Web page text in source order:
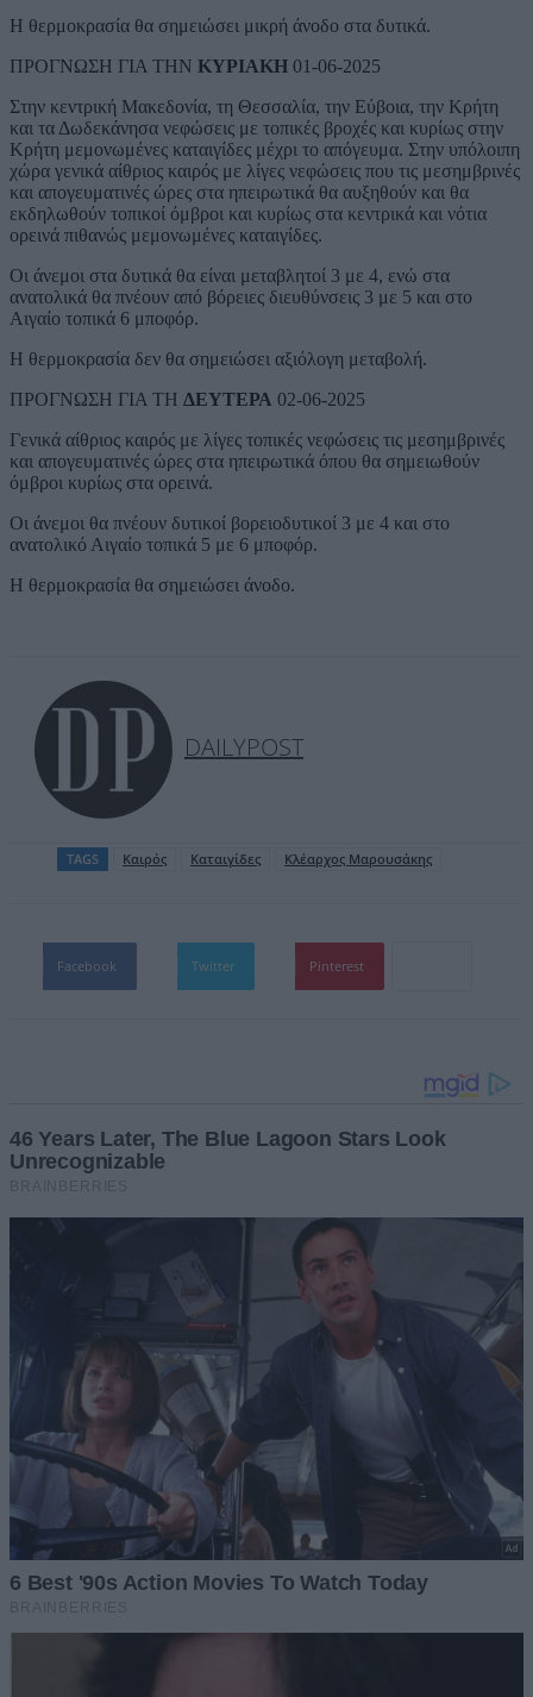
Η θερμοκρασία θα σημειώσει μικρή άνοδο στα δυτικά.
ΠΡΟΓΝΩΣΗ ΓΙΑ ΤΗΝ ΚΥΡΙΑΚΗ 01-06-2025
Στην κεντρική Μακεδονία, τη Θεσσαλία, την Εύβοια, την Κρήτη
και τα Δωδεκάνησα νεφώσεις με τοπικές βροχές και κυρίως στην
Κρήτη μεμονωμένες καταιγίδες μέχρι το απόγευμα. Στην υπόλοιπη
χώρα γενικά αίθριος καιρός με λίγες νεφώσεις που τις μεσημβρινές
και απογευματινές ώρες στα ηπειρωτικά θα αυξηθούν και θα
εκδηλωθούν τοπικοί όμβροι και κυρίως στα κεντρικά και νότια
ορεινά πιθανώς μεμονωμένες καταιγίδες.
Οι άνεμοι στα δυτικά θα είναι μεταβλητοί 3 με 4, ενώ στα
ανατολικά θα πνέουν από βόρειες διευθύνσεις 3 με 5 και στο
Αιγαίο τοπικά 6 μποφόρ.
Η θερμοκρασία δεν θα σημειώσει αξιόλογη μεταβολή.
ΠΡΟΓΝΩΣΗ ΓΙΑ ΤΗ ΔΕΥΤΕΡΑ 02-06-2025
Γενικά αίθριος καιρός με λίγες τοπικές νεφώσεις τις μεσημβρινές
και απογευματινές ώρες στα ηπειρωτικά όπου θα σημειωθούν
όμβροι κυρίως στα ορεινά.
Οι άνεμοι θα πνέουν δυτικοί βορειοδυτικοί 3 με 4 και στο
ανατολικό Αιγαίο τοπικά 5 με 6 μποφόρ.
Η θερμοκρασία θα σημειώσει άνοδο.
DAILYPOST
TAGS Καιρός Καταιγίδες Κλέαρχος Μαρουσάκης
Facebook Twitter Pinterest